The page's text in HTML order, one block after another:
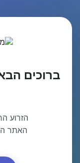
ברוכים
הזרוע
האתר